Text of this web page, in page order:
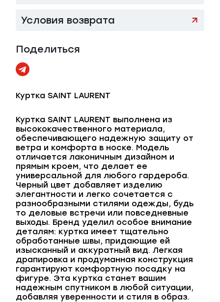
Условия возврата
Поделиться
Куртка SAINT LAURENT
Куртка SAINT LAURENT выполнена из
высококачественного материала,
обеспечивающего надежную защиту от
ветра и комфорта в носке. Модель
отличается лаконичным дизайном и
прямым кроем, что делает ее
универсальной для любого гардероба.
Черный цвет добавляет изделию
элегантности и легко сочетается с
разнообразными стилями одежды, будь
то деловые встречи или повседневные
выходы. Бренд уделил особое внимание
деталям: куртка имеет тщательно
обработанные швы, придающие ей
изысканный и аккуратный вид. Легкая
драпировка и продуманная конструкция
гарантируют комфортную посадку на
фигуре. Эта куртка станет вашим
надежным спутником в любой ситуации,
добавляя уверенности и стиля в образ.